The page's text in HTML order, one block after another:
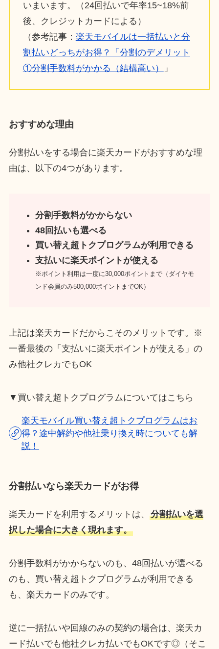
いまいます。（24回払いで年率15~18%前
後、クレジットカードによる）
（参考記事： 楽天モバイルは一括払いと分
割払いどっちがお得？「分割のデメリット
①分割手数料がかかる（結構高い）
」
おすすめな理由
分割払いをする場合に楽天カードがおすすめな理
由は、以下の4つがあります。
分割手数料がかからない
48回払いも選べる
買い替え超トクプログラムが利用できる
支払いに楽天ポイントが使える
※ポイント利用は一度に30,000ポイントまで（ダイヤモ
ンド会員のみ500,000ポイントまでOK）
上記は楽天カードだからこそのメリットです。※
一番最後の「支払いに楽天ポイントが使える」の
み他社クレカでもOK
▼買い替え超トクプログラムについてはこちら
楽天モバイル買い替え超トクプログラムはお
得？途中解約や他社乗り換え時についても解
説！
分割払いなら楽天カードがお得
楽天カードを利用するメリットは、 分割払いを選
択した場合に大きく現れます。
分割手数料がかからないのも、48回払いが選べる
のも、買い替え超トクプログラムが利用できる
も、楽天カードのみです。
逆に一括払いや回線のみの契約の場合は、楽天カ
ード払いでも他社クレカ払いでもOKです◎（そこ